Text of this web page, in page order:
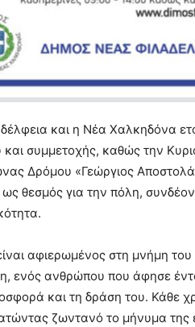
και η Νέα Χαλκηδόνα
και συμμετοχής, καθώς την
Δρόμου «Γεώργιος
ως θεσμός για την πόλη,
αφιερωμένος στη μνήμη
ενός ανθρώπου που άφησε
και τη δράση του. Κάθε
ζωντανό το μήνυμα της